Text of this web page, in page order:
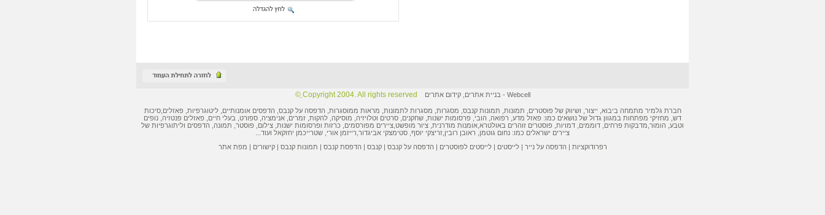
Webcell
- בניית אתרים ,קידום אתרים Copyright 2004. All rights reserved ֲ©
חברת גלמיר מתמחה ביבוא, ייצור, ושיווק של פוסטרים תמונות , תמונות קנבס, מסגרות, מסגרות לתמונות , מראות ממוסגרות, הדפסה על קנבס הדפסים אומנותיים ,ליטוגרפיות פאזלים ,סיכות
דש מחזיקי מפתחות במגוון גדול של נושאים כמו: פאזל מדע, רפואה, הובי, פרסומות ישנות , שחקנים, סרטים וטלויזיה, מוסיקה, להקות, זמרים, אנימציה, ספורט, בעלי חיים, פאזלים פנטזיה, נופים
וטבע, הומור, מדבקות פרחים, דוממים, דמויות, פוסטרים זוהרים באולטרא, אומנות מודרנית ציור מופשט ציירים מפורסמים כרזות ופרסומות ישנות, צילום, פוסטר, תמונה, הדפסים וליתוגרפיות של
ציירים ישראלים כמו: נחום גוטמן ראובן רובין זריצקי יוסף סטימצקי אביגדור רייזמן אורי שטרייכמן יחזקאל ועוד...
רפרודוקציות | הדפסה על נייר |לייסטים |לייסטים לפוסטרים | הדפסה על קנבס |קנבס | הדפסת קנבס | תמונות קנבס |קישורים | מפת אתר